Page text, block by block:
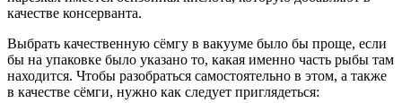
качестве консерванта.
Выбрать качественную сёмгу в вакууме было бы проще, если
бы на упаковке было указано то, какая именно часть рыбы там
находится. Чтобы разобраться самостоятельно в этом, а также
в качестве сёмги, нужно как следует приглядеться: